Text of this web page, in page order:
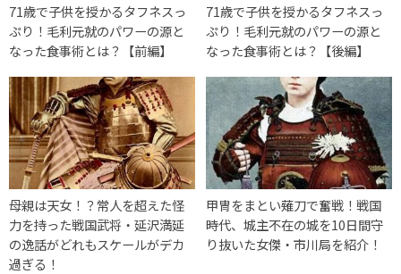
71歳で子供を授かるタフネスっ
ぷり！毛利元就のパワーの源と
なった食事術とは？【前編】
71歳で子供を授かるタフネスっ
ぷり！毛利元就のパワーの源と
なった食事術とは？【後編】
母親は天女！？常人を超えた怪
力を持った戦国武将・延沢満延
の逸話がどれもスケールがデカ
過ぎる！
甲冑をまとい薙刀で奮戦！戦国
時代、城主不在の城を10日間守
り抜いた女傑・市川局を紹介！